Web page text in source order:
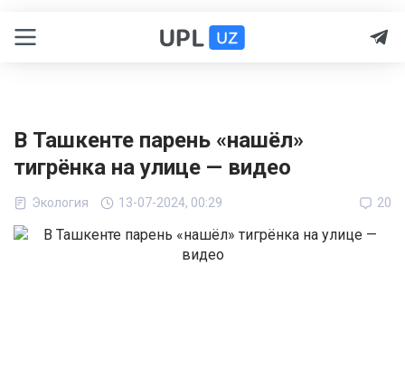
В Ташкенте парень «нашёл»
тигрёнка на улице — видео
Экология 13-07-2024, 00:29 20